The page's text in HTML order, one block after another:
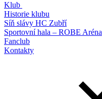
Klub
Historie klubu
Síň slávy HC Zubří
Sportovní hala – ROBE Aréna
Fanclub
Kontakty